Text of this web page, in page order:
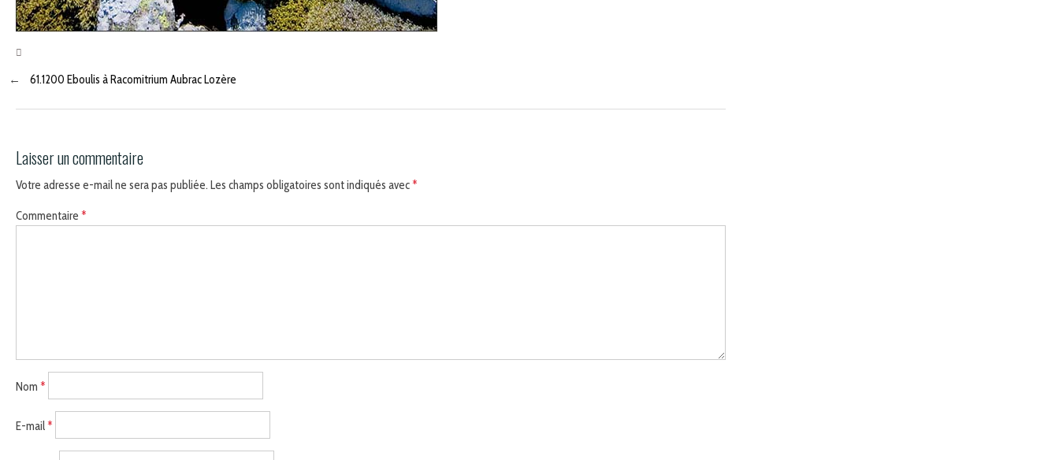
← 61.1200 Eboulis à Racomitrium Aubrac Lozère
Laisser un commentaire
Votre adresse e-mail ne sera pas publiée. Les champs obligatoires sont indiqués avec*
Commentaire *
Nom *
E-mail*